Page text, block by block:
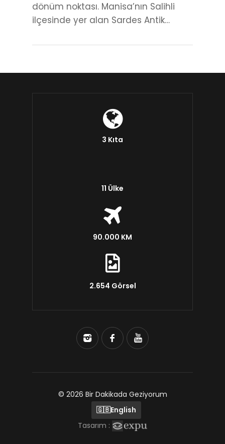
dönüm noktası. Manisa’nın Salihli
ilçesinde yer alan Sardes Antik…
3 Kıta
11 Ülke
90.000 KM
2.654 Görsel
© 2026 Bir Dakikada Geziyorum
🇬🇧English
Tasarım :